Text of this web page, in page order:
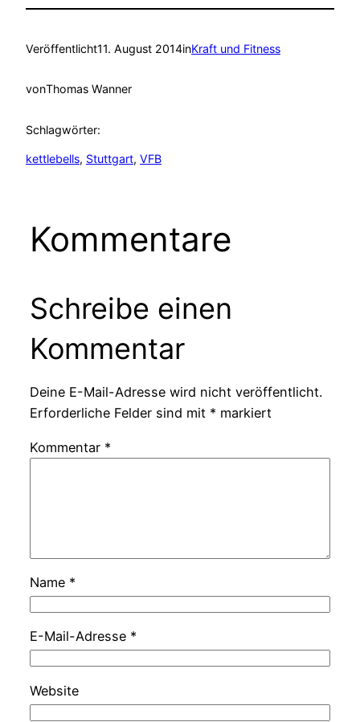
Veröffentlicht11. August 2014inKraft und Fitness
vonThomas Wanner
Schlagwörter:
kettlebells, Stuttgart, VFB
Kommentare
Schreibe einen
Kommentar
Deine E-Mail-Adresse wird nicht veröffentlicht.
Erforderliche Felder sind mit * markiert
Kommentar *
Name *
E-Mail-Adresse *
Website